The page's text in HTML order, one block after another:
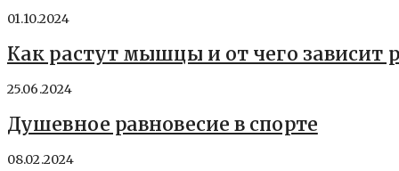
01.10.2024
Как растут мышцы и от чего зависит
25.06.2024
Душевное равновесие в спорте
08.02.2024